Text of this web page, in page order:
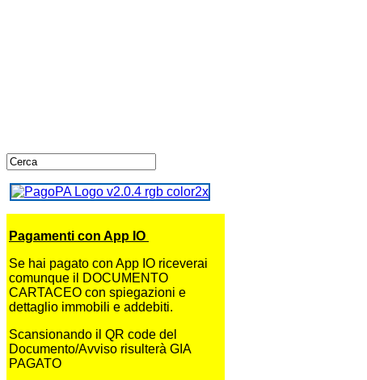
Pagamenti con App IO
Se hai pagato con App IO riceverai
comunque il DOCUMENTO
CARTACEO con spiegazioni e
dettaglio immobili e addebiti.
Scansionando il QR code del
Documento/Avviso risulterà GIA
PAGATO